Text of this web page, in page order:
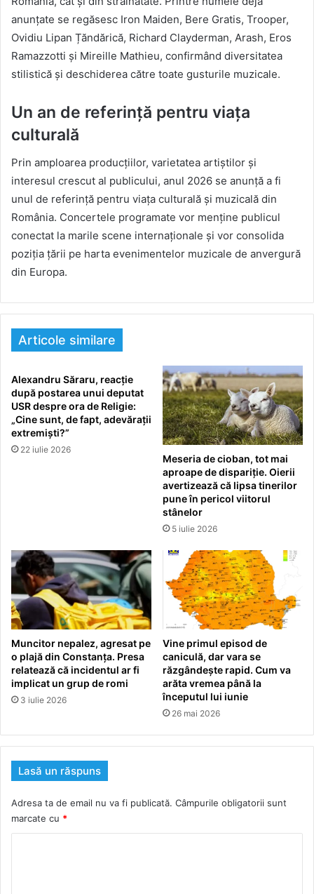
anunțate se regăsesc Iron Maiden, Bere Gratis, Trooper,
Ovidiu Lipan Țăndărică, Richard Clayderman, Arash, Eros
Ramazzotti și Mireille Mathieu, confirmând diversitatea
stilistică și deschiderea către toate gusturile muzicale.
Un an de referință pentru viața
culturală
Prin amploarea producțiilor, varietatea artiștilor și
interesul crescut al publicului, anul 2026 se anunță a fi
unul de referință pentru viața culturală și muzicală din
România. Concertele programate vor menține publicul
conectat la marile scene internaționale și vor consolida
poziția țării pe harta evenimentelor muzicale de anvergură
din Europa.
Articole similare
Alexandru Săraru, reacție
după postarea unui deputat
USR despre ora de Religie:
„Cine sunt, de fapt, adevărații
extremiști?”
22 iulie 2026
Meseria de cioban, tot mai
aproape de dispariție. Oierii
avertizează că lipsa tinerilor
pune în pericol viitorul
stânelor
5 iulie 2026
Muncitor nepalez, agresat pe
o plajă din Constanța. Presa
relatează că incidentul ar fi
implicat un grup de romi
3 iulie 2026
Vine primul episod de
caniculă, dar vara se
răzgândește rapid. Cum va
arăta vremea până la
începutul lui iunie
26 mai 2026
Lasă un răspuns
Adresa ta de email nu va fi publicată. Câmpurile obligatorii sunt
marcate cu *